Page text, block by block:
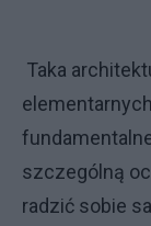
Taka
szczególną
radzić sobie